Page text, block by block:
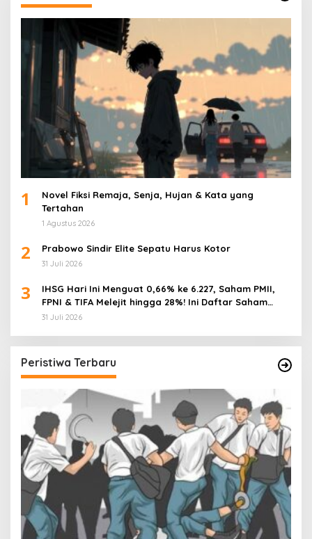
1
Novel Fiksi Remaja, Senja, Hujan & Kata yang
Tertahan
1 Agustus 2026
2 Prabowo Sindir Elite Sepatu Harus Kotor
31 Juli 2026
3
IHSG Hari Ini Menguat 0,66% ke 6.227, Saham PMII,
FPNI & TIFA Melejit hingga 28%! Ini Daftar Saham
Paling Cuan & Volume Tertinggi 31 Juli 2026
31 Juli 2026
Peristiwa Terbaru